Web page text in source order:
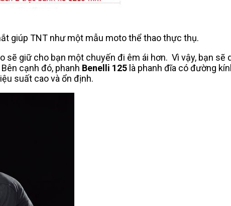
giúp TNT như một mẫu moto thể thao thực thụ.
sẽ giữ cho bạn một chuyến đi êm ái hơn. Vì vậy, bạn sẽ
cạnh đó, phanh Benelli 125 là phanh đĩa có đường
suất cao và ổn định.